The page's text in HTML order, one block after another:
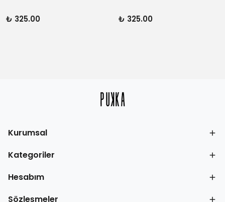
₺ 325.00 ₺ 325.00
Kurumsal
Kategoriler
Hesabım
Sözleşmeler